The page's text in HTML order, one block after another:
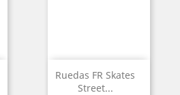
Ruedas FR Skates
Street...